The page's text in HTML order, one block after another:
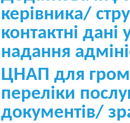
керівника/
контактні
надання
ЦНАП для
переліки
документів/